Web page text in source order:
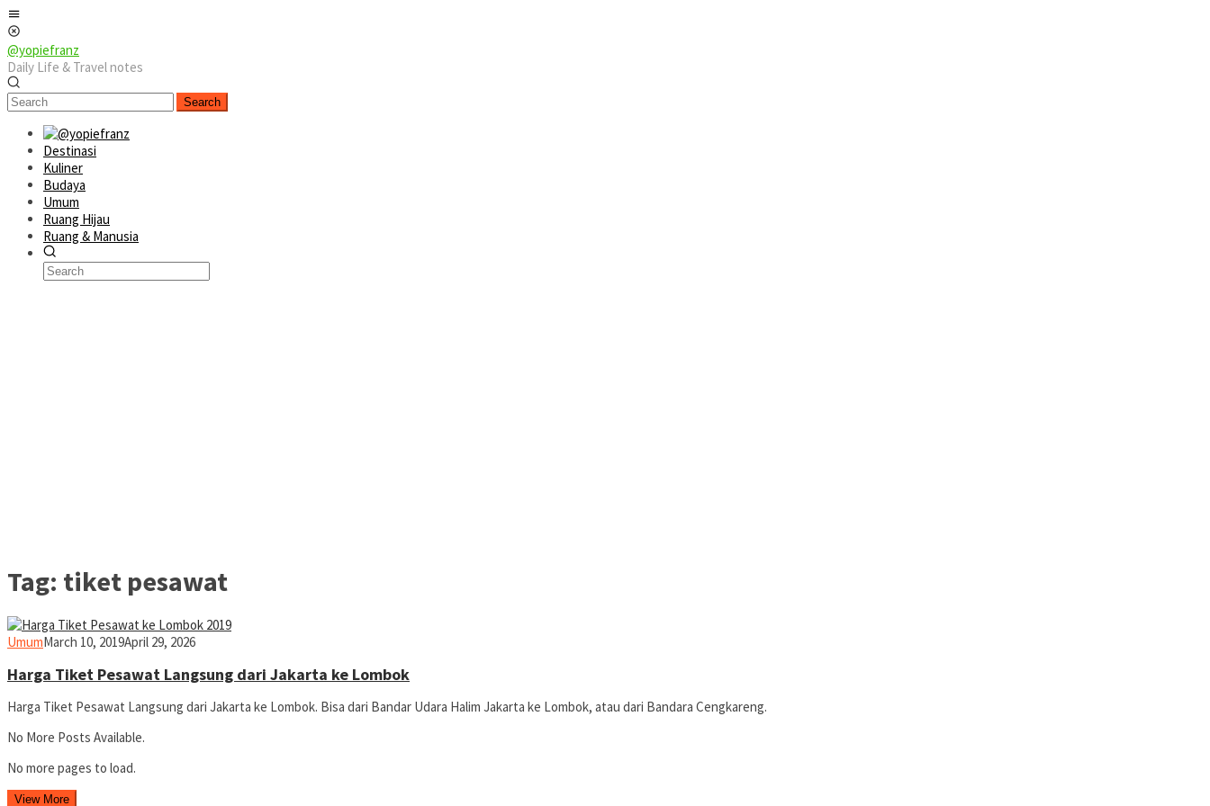
Skip
to
content
@yopiefranz
Daily Life & Travel notes
Search
Destinasi
Kuliner
Budaya
Umum
Ruang Hijau
Ruang & Manusia
Tag: tiket pesawat
Umumyopiefranz
March 10, 2019April 29, 2026
Harga Tiket Pesawat Langsung dari Jakarta ke Lombok
Harga Tiket Pesawat Langsung dari Jakarta ke Lombok. Bisa dari Bandar Udara Halim Jakarta ke Lombok, atau dari Bandara Cengkareng.
No More Posts Available.
No more pages to load.
View More